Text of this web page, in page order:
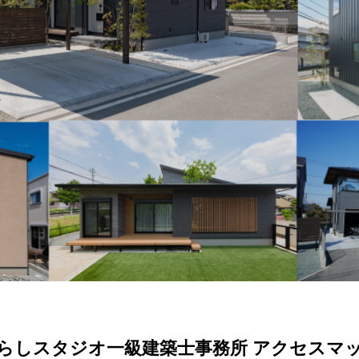
しスタジオ一級建築士事務所 アクセスマ